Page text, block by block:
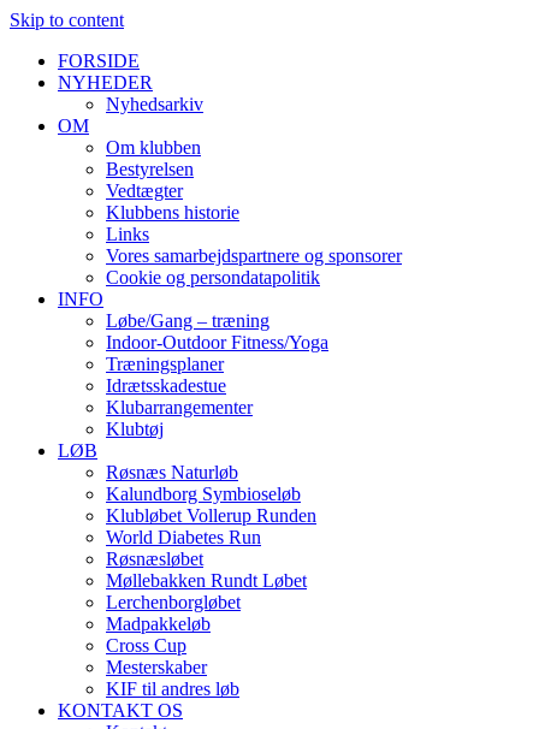
Skip to content
FORSIDE
NYHEDER
Nyhedsarkiv
OM
Om klubben
Bestyrelsen
Vedtægter
Klubbens historie
Links
Vores samarbejdspartnere og sponsorer
Cookie og persondatapolitik
INFO
Løbe/Gang – træning
Indoor-Outdoor Fitness/Yoga
Træningsplaner
Idrætsskadestue
Klubarrangementer
Klubtøj
LØB
Røsnæs Naturløb
Kalundborg Symbioseløb
Klubløbet Vollerup Runden
World Diabetes Run
Røsnæsløbet
Møllebakken Rundt Løbet
Lerchenborgløbet
Madpakkeløb
Cross Cup
Mesterskaber
KIF til andres løb
KONTAKT OS